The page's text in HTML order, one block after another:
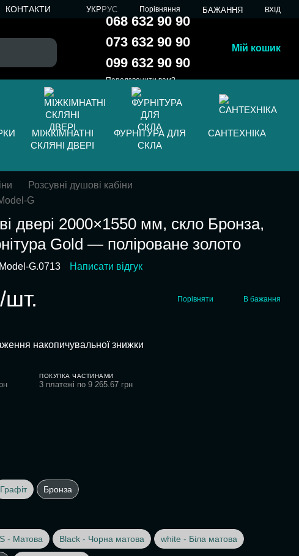
КОНТАКТИ
УКРРУС Порівняння БАЖАННЯ ВХІД
068 632 90 90
073 632 90 90
099 632 90 90
Передзвонити вам?
Мій кошик
МІЖКІМНАТНІ
СКЛЯНІ ДВЕРІ
ФУРНІТУРА ДЛЯ
СКЛА
САНТЕХНІКА
Розсувні душові кабіни
G
двері 2000×1550 мм, скло Бронза,
Gold — поліроване золото
G.0713 Написати відгук
шт. Порівняти В бажання
накопичувальної знижки
ПОКУПКА ЧАСТИНАМИ
3 платежі по 9 265.67 грн
Графіт Бронза
- Матова Black - Чорна матова white - Біла матова